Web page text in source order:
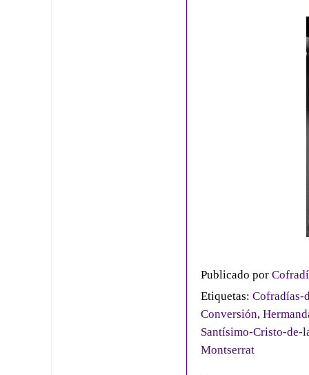
Publicado por
Etiquetas: Cofradías-
Conversión,
Santísimo-Cristo-de-
Montserrat